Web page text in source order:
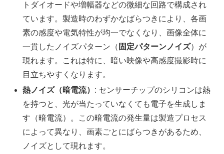
トダイオードや増幅器などの微細な回路で構成され
ています。製造時のわずかなばらつきにより、各画
素の感度や電気特性が均一でなくなり、画像全体に
一貫したノイズパターン（ 固定パターンノイズ）が
現れます。これは特に、暗い映像や高感度撮影時に
目立ちやすくなります。
熱ノイズ（暗電流） : センサーチップのシリコンは熱
を持つと、光が当たっていなくても電子を生成しま
す（暗電流）。この暗電流の発生量は製造プロセス
によって異なり、画素ごとにばらつきがあるため、
ノイズとして現れます。